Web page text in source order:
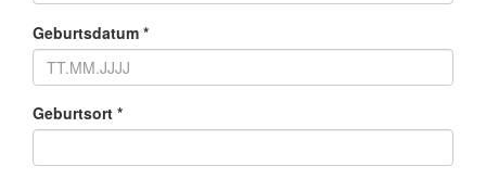
Geburtsdatum *
Geburtsort *